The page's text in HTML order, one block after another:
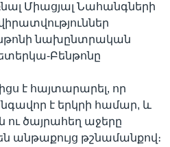
Միացյալ Նահանգների
նախընտրական
Բենթոնը
է հայտարարել, որ
է երկրի համար, և
ծայրահեղ աջերը
անթաքույց թշնամանքով։